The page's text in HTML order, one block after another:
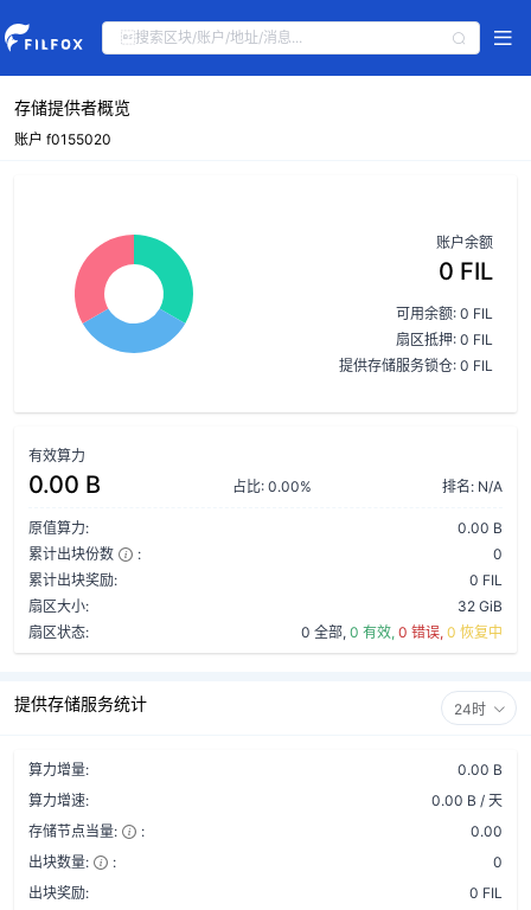
存储提供者概览
账户 f0155020
账户余额
0 FIL
可用余额: 0 FIL
扇区抵押: 0 FIL
提供存储服务锁仓: 0 FIL
有效算力
0.00 B 占比: 0.00% 排名: N/A
原值算力:
0.00 B
累计出块份数
:
0
累计出块奖励:
0 FIL
扇区大小:
32 GiB
扇区状态:
0 全部, 0 有效, 0 错误, 0 恢复中
提供存储服务统计 24时
算力增量:
0.00 B
算力增速:
0.00 B / 天
存储节点当量:
:
0.00
出块数量:
:
0
出块奖励:
0 FIL